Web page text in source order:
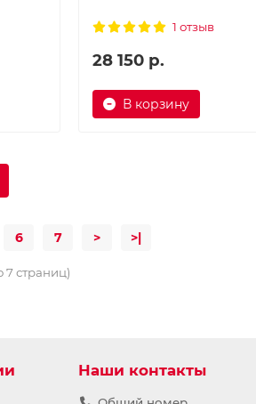
1 отзыв
28 150 р.
В корзину
6 7 > >|
7 страниц)
Наши контакты